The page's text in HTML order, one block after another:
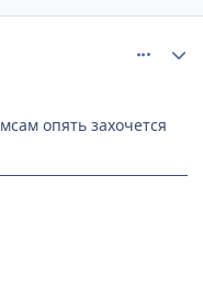
опять захочется